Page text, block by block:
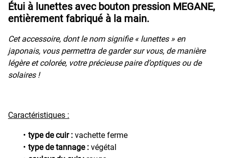
Étui à lunettes avec bouton pression MEGANE,
entièrement fabriqué à la main.
Cet accessoire, dont le nom signifie « lunettes » en
japonais, vous permettra de garder sur vous, de manière
légère et colorée, votre précieuse paire d’optiques ou de
solaires !
Caractéristiques :
type de cuir : vachette ferme
type de tannage : végétal